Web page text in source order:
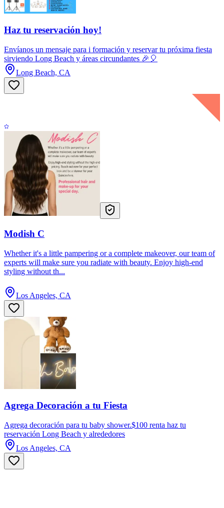
Haz tu reservación hoy!
Envíanos un mensaje para i formación y reservar tu próxima fiesta
sirviendo Long Beach y áreas circundantes 🎉🎈
Long Beach, CA
Modish C
Whether it's a little pampering or a complete makeover, our team of
experts will make sure you radiate with beauty. Enjoy high-end
styling without th...
Los Angeles, CA
Agrega Decoración a tu Fiesta
Agrega decoración para tu baby shower.$100 renta haz tu
reservación Long Beach y alrededores
Los Angeles, CA